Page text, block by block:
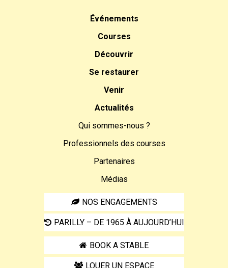
Événements
Courses
Découvrir
Se restaurer
Venir
Actualités
Qui sommes-nous ?
Professionnels des courses
Partenaires
Médias
NOS ENGAGEMENTS
PARILLY – DE 1965 À AUJOURD’HUI
BOOK A STABLE
LOUER UN ESPACE